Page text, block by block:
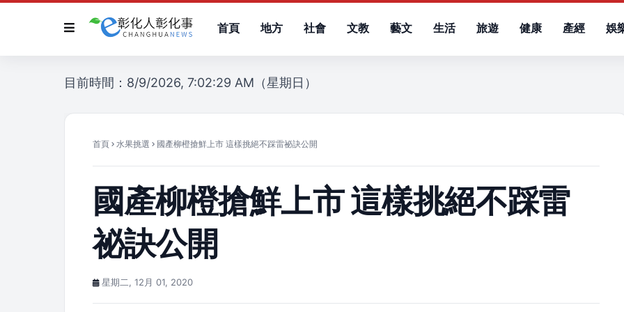
首頁 地方 社會 文教 藝文 生活 旅遊 健康 產經 娛
目前時間：8/9/2026, 7:02:29 AM（星期日）
首頁 水果挑選 國產柳橙搶鮮上市 這樣挑絕不踩雷祕訣公開
國產柳橙搶鮮上市 這樣挑絕不踩雷
祕訣公開
星期二, 12月 01, 2020